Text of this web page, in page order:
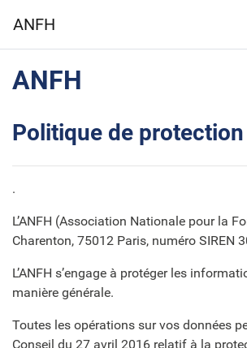
ANFH
ANFH
Politique de
.
L’ANFH (Association Nationale pour la
Charenton, 75012 Paris, numéro SIREN
L’ANFH s’engage à protéger les
manière générale.
Toutes les opérations sur vos données
Conseil du 27 avril 2016 relatif à la